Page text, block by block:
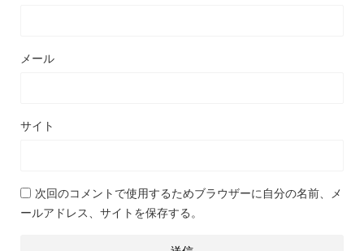
メール
サイト
次回のコメントで使用するためブラウザーに自分の名前、メ
ールアドレス、サイトを保存する。